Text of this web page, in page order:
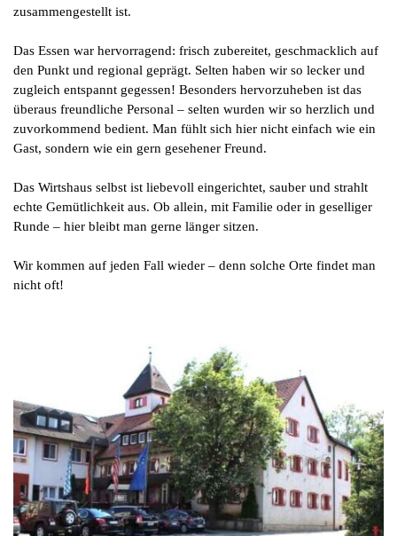
zusammengestellt ist.
Das Essen war hervorragend: frisch zubereitet, geschmacklich auf
den Punkt und regional geprägt. Selten haben wir so lecker und
zugleich entspannt gegessen! Besonders hervorzuheben ist das
überaus freundliche Personal – selten wurden wir so herzlich und
zuvorkommend bedient. Man fühlt sich hier nicht einfach wie ein
Gast, sondern wie ein gern gesehener Freund.
Das Wirtshaus selbst ist liebevoll eingerichtet, sauber und strahlt
echte Gemütlichkeit aus. Ob allein, mit Familie oder in geselliger
Runde – hier bleibt man gerne länger sitzen.
Wir kommen auf jeden Fall wieder – denn solche Orte findet man
nicht oft!